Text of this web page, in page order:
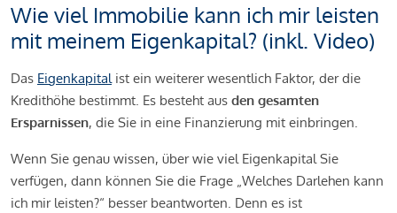
Wie viel Immobilie kann ich mir leisten
mit meinem Eigenkapital? (inkl. Video)
Das Eigenkapitalist ein weiterer wesentlich Faktor, der die
Kredithöhe bestimmt. Es besteht aus den gesamten
Ersparnissen, die Sie in eine Finanzierung mit einbringen.
Wenn Sie genau wissen, über wie viel Eigenkapital Sie
verfügen, dann können Sie die Frage „Welches Darlehen kann
ich mir leisten?“ besser beantworten. Denn es ist